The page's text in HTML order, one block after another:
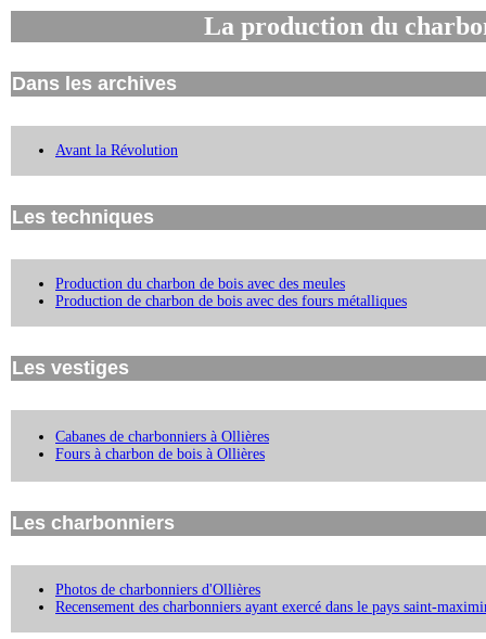
La production du
Dans les archives
Avant la Révolution
Les techniques
Production du charbon de bois avec des meules
Production de charbon de bois avec des fours métalliques
Les vestiges
Cabanes de charbonniers à Ollières
Fours à charbon de bois à Ollières
Les charbonniers
Photos de charbonniers d'Ollières
Recensement des charbonniers ayant exercé dans le pays saint-